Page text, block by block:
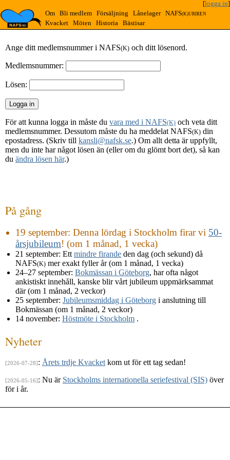
[logga in]
Om
Bli medlem Försäljning Lånelager NAFS(K)URIREN
Kvacket Möten Historia Bästisar
Ange ditt medlemsnummer i NAFS(K) och ditt lösenord.
Medlemsnummer:
Lösen:
För att kunna logga in måste du vara med i NAFS(K) och veta ditt
medlemsnummer. Dessutom måste du ha meddelat NAFS(K) din
epostadress. (Skriv till kansli@nafsk.se.) Om allt detta är uppfyllt,
men du inte har något lösen än (eller om du glömt bort det), så kan
du ändra lösen här.)
På gång
19 september: Denna lördag i Stockholm firar vi 50-
årsjubileum! (om 1 månad, 1 vecka)
21 september: Ett mindre firande den dag (och sekund) då
NAFS(K) mer exakt fyller år (om 1 månad, 1 vecka)
24–27 september: Bokmässan i Göteborg, har ofta något
ankistiskt innehåll, kanske blir vårt jubileum uppmärksammat
där (om 1 månad, 2 veckor)
25 september: Jubileumsmiddag i Göteborg i anslutning till
Bokmässan (om 1 månad, 2 veckor)
14 november: Höstmöte i Stockholm .
Nyheter
[2026-07-28] : Årets trdje Kvacket kom ut för ett tag sedan!
[2026-05-16] : Nu är Stockholms internationella seriefestival (SIS) över
för i år.